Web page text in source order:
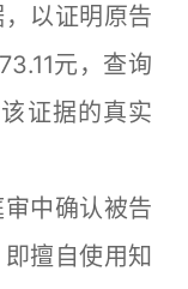
以证明原告
元，查询
证据的真实
中确认被告
擅自使用知